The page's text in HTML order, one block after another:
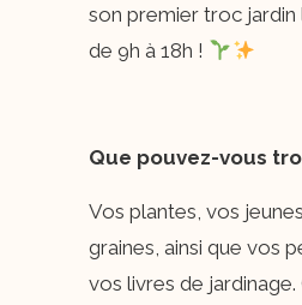
son premier troc jardin
de 9h à 18h !
Que pouvez-vous
Vos plantes, vos
graines, ainsi que vos
vos livres de jardinage.